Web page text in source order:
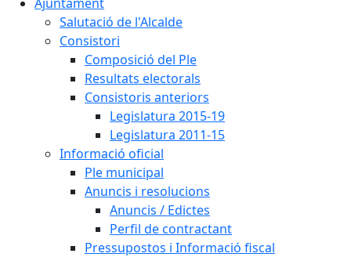
Salutació de l'Alcalde
Consistori
Composició del Ple
Resultats electorals
Consistoris anteriors
Legislatura 2015-19
Legislatura 2011-15
Informació oficial
Ple municipal
Anuncis i resolucions
Anuncis / Edictes
Perfil de contractant
Pressupostos i Informació fiscal